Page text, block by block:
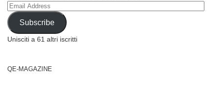
Email
Address
Subscribe
Unisciti a 61 altri iscritti
QE-MAGAZINE